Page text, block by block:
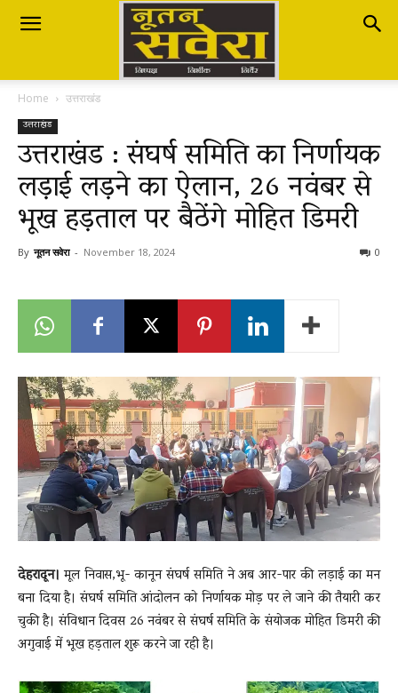
Nutan
Savera
नूतन
सवेरा
Breaking
News
LIVE
Home उत्तराखंड
उत्तराखंड
उत्तराखंड : संघर्ष समिति का निर्णायक
लड़ाई लड़ने का ऐलान, 26 नवंबर से
भूख हड़ताल पर बैठेंगे मोहित डिमरी
By नूतन सवेरा - November 18, 2024 0
देहरादून। मूल निवास,भू- कानून संघर्ष समिति ने अब आर-पार की लड़ाई का मन
बना दिया है। संघर्ष समिति आंदोलन को निर्णायक मोड़ पर ले जाने की तैयारी कर
चुकी है। संविधान दिवस 26 नवंबर से संघर्ष समिति के संयोजक मोहित डिमरी की
अगुवाई में भूख हड़ताल शुरू करने जा रही है।